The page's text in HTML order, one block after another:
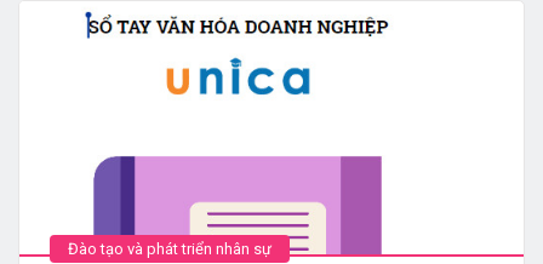
Đào tạo và phát triển nhân sự